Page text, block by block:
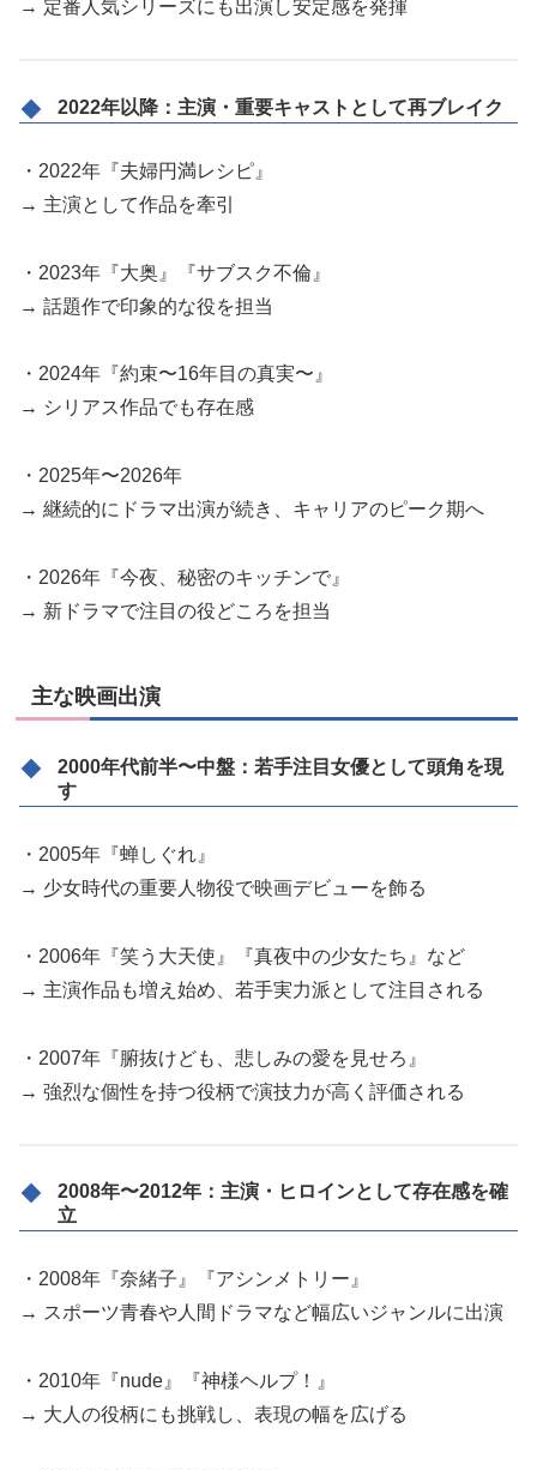
→ 定番人気シリーズにも出演し安定感を発揮
2022年以降：主演・重要キャストとして再ブレイク
・2022年『夫婦円満レシピ』
→ 主演として作品を牽引
・2023年『大奥』『サブスク不倫』
→ 話題作で印象的な役を担当
・2024年『約束〜16年目の真実〜』
→ シリアス作品でも存在感
・2025年〜2026年
→ 継続的にドラマ出演が続き、キャリアのピーク期へ
・2026年『今夜、秘密のキッチンで』
→ 新ドラマで注目の役どころを担当
主な映画出演
2000年代前半〜中盤：若手注目女優として頭角を現
す
・2005年『蝉しぐれ』
→ 少女時代の重要人物役で映画デビューを飾る
・2006年『笑う大天使』『真夜中の少女たち』など
→ 主演作品も増え始め、若手実力派として注目される
・2007年『腑抜けども、悲しみの愛を見せろ』
→ 強烈な個性を持つ役柄で演技力が高く評価される
2008年〜2012年：主演・ヒロインとして存在感を確
立
・2008年『奈緒子』『アシンメトリー』
→ スポーツ青春や人間ドラマなど幅広いジャンルに出演
・2010年『nude』『神様ヘルプ！』
→ 大人の役柄にも挑戦し、表現の幅を広げる